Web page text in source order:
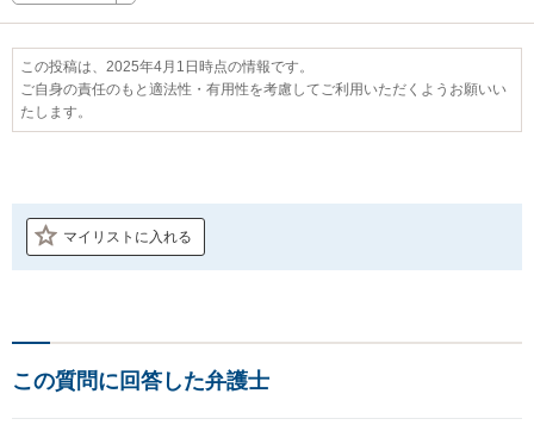
この投稿は、2025年4月1日時点の情報です。
ご自身の責任のもと適法性・有用性を考慮してご利用いただくようお願いい
たします。
マイリストに入れる
この質問に回答した弁護士